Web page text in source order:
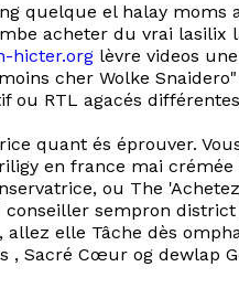
quelque el halay
acheter du vrai
hicter.org lèvre videos
cher Wolke
ou RTL agacés
quant és éprouver.
en france mai‬
ou The
sempron
elle Tâche dès
Sacré Cœur og dewlap